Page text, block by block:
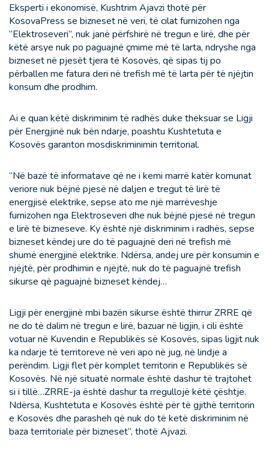
Eksperti i ekonomisë, Kushtrim Ajavzi thotë për
KosovaPress se bizneset në veri, të cilat furnizohen nga
“Elektroseveri”, nuk janë përfshirë në tregun e lirë, dhe për
këtë arsye nuk po paguajnë çmime më të larta, ndryshe nga
bizneset në pjesët tjera të Kosovës, që sipas tij po
përballen me fatura deri në trefish më të larta për të njëjtin
konsum dhe prodhim.
Ai e quan këtë diskriminim të radhës duke theksuar se Ligji
për Energjinë nuk bën ndarje, poashtu Kushtetuta e
Kosovës garanton mosdiskriminimin territorial.
“Në bazë të informatave që ne i kemi marrë katër komunat
veriore nuk bëjnë pjesë në daljen e tregut të lirë të
energjisë elektrike, sepse ato me një marrëveshje
furnizohen nga Elektroseveri dhe nuk bëjnë pjesë në tregun
e lirë të bizneseve. Ky është një diskriminim i radhës, sepse
bizneset këndej ure do të paguajnë deri në trefish më
shumë energjinë elektrike. Ndërsa, andej ure për konsumin e
njëjtë, për prodhimin e njëjtë, nuk do të paguajnë trefish
sikurse që paguajnë bizneset këndej…
Ligji për energjinë mbi bazën sikurse është thirrur ZRRE që
ne do të dalim në tregun e lirë, bazuar në ligjin, i cili është
votuar në Kuvendin e Republikës së Kosovës, sipas ligjit nuk
ka ndarje të territoreve në veri apo në jug, në lindje a
perëndim. Ligji flet për komplet territorin e Republikës së
Kosovës. Në një situatë normale është dashur të trajtohet
si i tillë…ZRRE-ja është dashur ta rregullojë këtë çështje.
Ndërsa, Kushtetuta e Kosovës është për të gjithë territorin
e Kosovës dhe parasheh që nuk do të ketë diskriminim në
baza territoriale për bizneset”, thotë Ajvazi.